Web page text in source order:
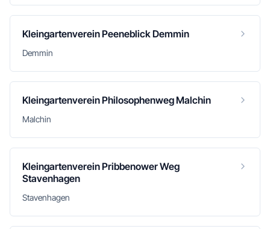
Kleingartenverein Peeneblick Demmin
Demmin
Kleingartenverein Philosophenweg Malchin
Malchin
Kleingartenverein Pribbenower Weg
Stavenhagen
Stavenhagen